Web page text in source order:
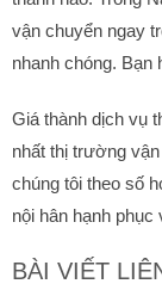
vận chuyển ngay
nhanh chóng. Bạn
Giá thành dịch vụ
nhất thị trường
chúng tôi theo số
nội hân hạnh phục
BÀI VIẾT